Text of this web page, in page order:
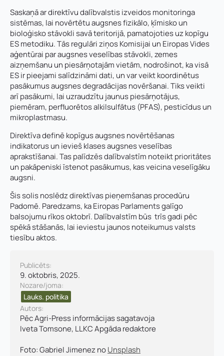
Saskaņā ar direktīvu dalībvalstis izveidos monitoringa
sistēmas, lai novērtētu augsnes fizikālo, ķīmisko un
bioloģisko stāvokli savā teritorijā, pamatojoties uz kopīgu
ES metodiku. Tās regulāri ziņos Komisijai un Eiropas Vides
aģentūrai par augsnes veselības stāvokli, zemes
aizņemšanu un piesārņotajām vietām, nodrošinot, ka visā
ES ir pieejami salīdzināmi dati, un var veikt koordinētus
pasākumus augsnes degradācijas novēršanai. Tiks veikti
arī pasākumi, lai uzraudzītu jaunus piesārņotājus,
piemēram, perfluorētos alkilsulfātus (PFAS), pesticīdus un
mikroplastmasu.
Direktīva definē kopīgus augsnes novērtēšanas
indikatorus un ievieš klases augsnes veselības
aprakstīšanai. Tas palīdzēs dalībvalstīm noteikt prioritātes
un pakāpeniski īstenot pasākumus, kas veicina veselīgāku
augsni.
Šis solis noslēdz direktīvas pieņemšanas procedūru
Padomē. Paredzams, ka Eiropas Parlaments galīgo
balsojumu rīkos oktobrī. Dalībvalstīm būs trīs gadi pēc
spēkā stāšanās, lai ieviestu jaunos noteikumus valsts
tiesību aktos.
Publicēts:
9. oktobris, 2025.
Nozare/joma:
Lauks. politika​
Autors:
Pēc Agri-Press informācijas sagatavoja
Iveta Tomsone, LLKC Apgāda redaktore
Foto: Gabriel Jimenez noUnsplash
Uzvārds*
Telefons*
Pievieno savu CV un motivācijas vēstuli
Jūs varat augšupielādēt līdz 2 failiem.
r
ģ
i
s
t
r
ā
c
i
j
a
s
K
Vārds, uzvārds
Uzņēmuma reģistrācijas numurs:
E-pasta adrese:*
Kontakttālrunis
Pamatnozare
Piezīmes